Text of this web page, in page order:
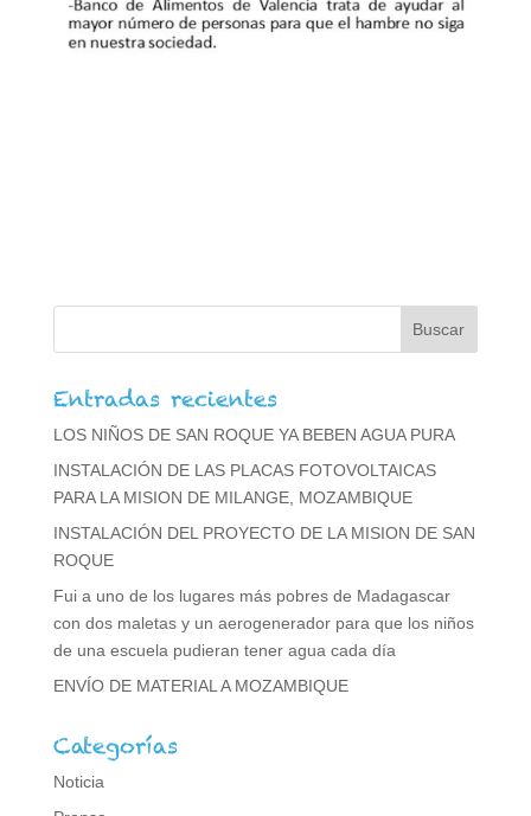
Entradas recientes
LOS NIÑOS DE SAN ROQUE YA BEBEN AGUA PURA
INSTALACIÓN DE LAS PLACAS FOTOVOLTAICAS
PARA LA MISION DE MILANGE, MOZAMBIQUE
INSTALACIÓN DEL PROYECTO DE LA MISION DE SAN
ROQUE
Fui a uno de los lugares más pobres de Madagascar
con dos maletas y un aerogenerador para que los niños
de una escuela pudieran tener agua cada día
ENVÍO DE MATERIAL A MOZAMBIQUE
Categorías
Noticia